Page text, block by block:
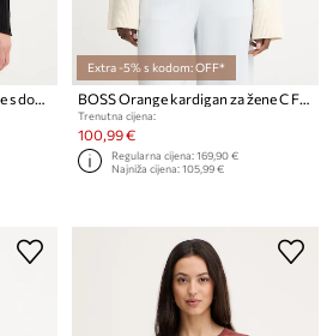
BOSS Orange pulover za žene s dodatkom vune C Fennoni
Extra -5% s kodom: OFF*
BOSS Orange kardigan za žene C Forleans
Trenutna cijena:
100,99 €
Regularna cijena:169,90 €
Najniža cijena:105,99 €